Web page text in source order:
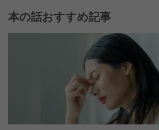
本の話おすすめ記事